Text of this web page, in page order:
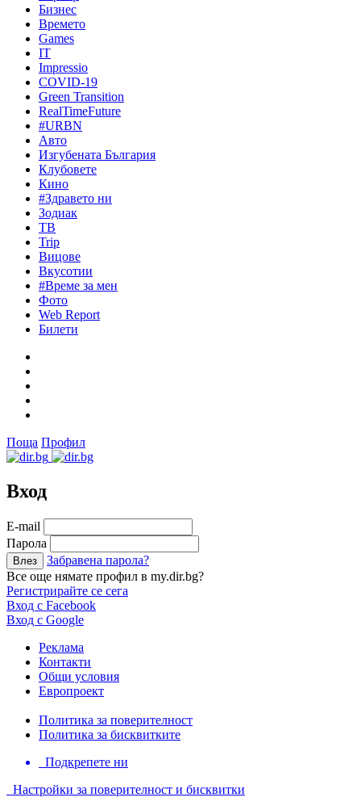
Бизнес
Времето
Games
IT
Impressio
COVID-19
Green Transition
RealTimeFuture
#URBN
Авто
Изгубената България
Клубовете
Кино
#Здравето ни
Зодиак
ТВ
Trip
Вицове
Вкусотии
#Време за мен
Фото
Web Report
Билети
Поща Профил
Вход
Е-mail
Парола
Забравена парола?
Все още нямате профил в my.dir.bg?
Регистрирайте се сега
Вход с Facebook
Вход с Google
Реклама
Контакти
Общи условия
Европроект
Политика за поверителност
Политика за бисквитките
Подкрепете ни
Настройки за поверителност и бисквитки